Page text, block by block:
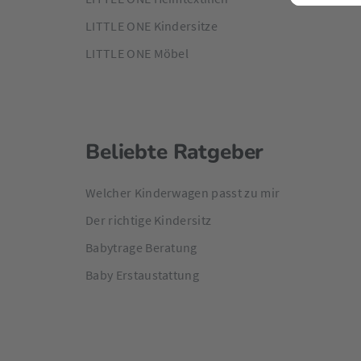
LITTLE ONE Kindersitze
LITTLE ONE Möbel
Beliebte Ratgeber
Welcher Kinderwagen passt zu mir
Der richtige Kindersitz
Babytrage Beratung
Baby Erstaustattung